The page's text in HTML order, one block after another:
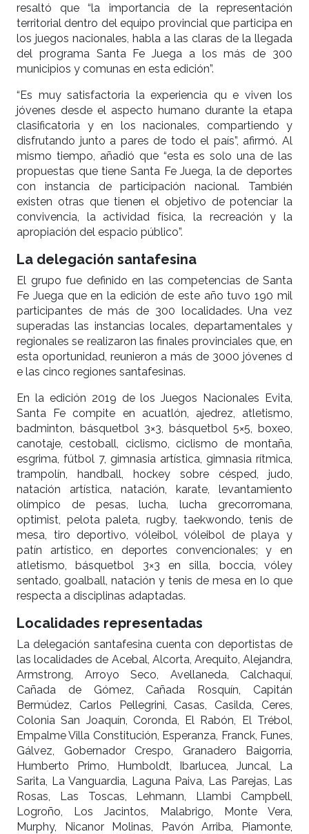
resaltó que “la importancia de la representación
territorial dentro del equipo provincial que participa en
los juegos nacionales, habla a las claras de la llegada
del programa Santa Fe Juega a los más de 300
municipios y comunas en esta edición”.
“Es muy satisfactoria la experiencia qu e viven los
jóvenes desde el aspecto humano durante la etapa
clasificatoria y en los nacionales, compartiendo y
disfrutando junto a pares de todo el país”, afirmó. Al
mismo tiempo, añadió que “esta es solo una de las
propuestas que tiene Santa Fe Juega, la de deportes
con instancia de participación nacional. También
existen otras que tienen el objetivo de potenciar la
convivencia, la actividad física, la recreación y la
apropiación del espacio público”.
La delegación santafesina
El grupo fue definido en las competencias de Santa
Fe Juega que en la edición de este año tuvo 190 mil
participantes de más de 300 localidades. Una vez
superadas las instancias locales, departamentales y
regionales se realizaron las finales provinciales que, en
esta oportunidad, reunieron a más de 3000 jóvenes d
e las cinco regiones santafesinas.
En la edición 2019 de los Juegos Nacionales Evita,
Santa Fe compite en acuatlón, ajedrez, atletismo,
badminton, básquetbol 3×3, básquetbol 5×5, boxeo,
canotaje, cestoball, ciclismo, ciclismo de montaña,
esgrima, fútbol 7, gimnasia artística, gimnasia rítmica,
trampolín, handball, hockey sobre césped, judo,
natación artística, natación, karate, levantamiento
olímpico de pesas, lucha, lucha grecorromana,
optimist, pelota paleta, rugby, taekwondo, tenis de
mesa, tiro deportivo, vóleibol, vóleibol de playa y
patín artístico, en deportes convencionales; y en
atletismo, básquetbol 3×3 en silla, boccia, vóley
sentado, goalball, natación y tenis de mesa en lo que
respecta a disciplinas adaptadas.
Localidades representadas
La delegación santafesina cuenta con deportistas de
las localidades de Acebal, Alcorta, Arequito, Alejandra,
Armstrong, Arroyo Seco, Avellaneda, Calchaquí,
Cañada de Gómez, Cañada Rosquín, Capitán
Bermúdez, Carlos Pellegrini, Casas, Casilda, Ceres,
Colonia San Joaquín, Coronda, El Rabón, El Trébol,
Empalme Villa Constitución, Esperanza, Franck, Funes,
Gálvez, Gobernador Crespo, Granadero Baigorria,
Humberto Primo, Humboldt, Ibarlucea, Juncal, La
Sarita, La Vanguardia, Laguna Paiva, Las Parejas, Las
Rosas, Las Toscas, Lehmann, Llambi Campbell,
Logroño, Los Jacintos, Malabrigo, Monte Vera,
Murphy, Nicanor Molinas, Pavón Arriba, Piamonte,